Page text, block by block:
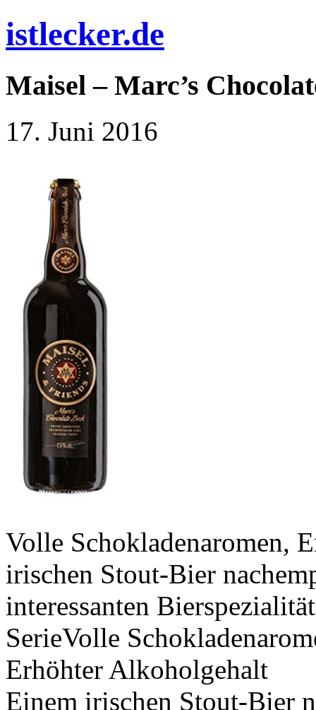
istlecker.de
Maisel – Marc’s
17. Juni 2016
Volle Schokladenaromen,
irischen Stout-Bier
interessanten
SerieVolle
Erhöhter Alkoholgehalt
Einem irischen Stout-Bier